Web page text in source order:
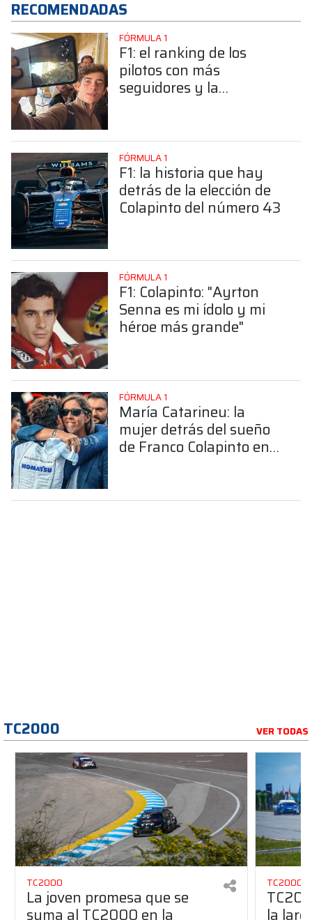
RECOMENDADAS
FÓRMULA 1
F1: el ranking de los
pilotos con más
seguidores y la
FÓRMULA 1
F1: la historia que hay
detrás de la elección de
Colapinto del número 43
FÓRMULA 1
F1: Colapinto: "Ayrton
Senna es mi ídolo y mi
héroe más grande"
FÓRMULA 1
María Catarineu: la
mujer detrás del sueño
de Franco Colapinto en
TC2000 VER TODAS
TC2000
La joven promesa que se
suma al TC2000 en la
TC2000
la